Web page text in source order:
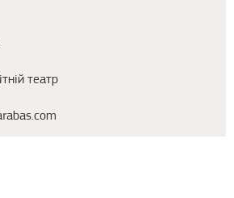
театр